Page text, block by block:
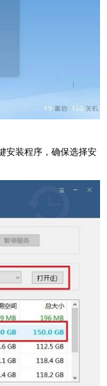
安装程序，确保选择安